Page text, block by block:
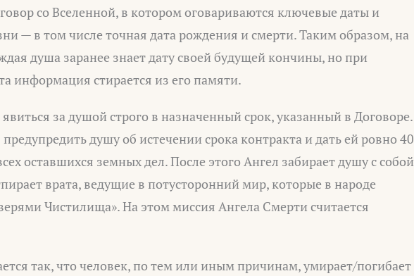
со Вселенной, в котором оговариваются ключевые даты и
— в том числе точная дата рождения и смерти. Таким образом, на
душа заранее знает дату своей будущей кончины, но при
информация стирается из его памяти.
за душой строго в назначенный срок, указанный в Договоре.
душу об истечении срока контракта и дать ей ровно 40
оставшихся земных дел. После этого Ангел забирает душу с собой
врата, ведущие в потусторонний мир, которые в народе
Чистилища». На этом миссия Ангела Смерти считается
так, что человек, по тем или иным причинам, умирает/погибает